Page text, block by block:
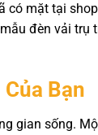
có mặt tại
đèn vải trụ
Bạn
gian sống.